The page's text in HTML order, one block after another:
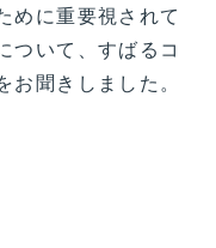
めに重要視されて
ついて、すばるコ
聞きしました。